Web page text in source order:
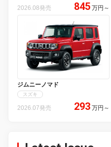
2026.08発売 845 万円 ～
ジムニーノマド
スズキ
2026.07発売 293 万円 ～